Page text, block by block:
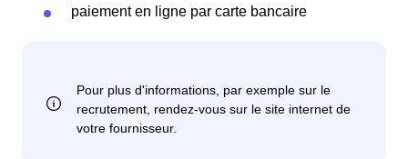
paiement en ligne par carte bancaire